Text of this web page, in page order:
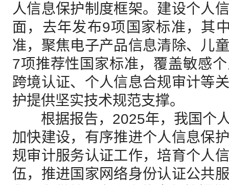
人信息保护制度框架。建设个人
面，去年发布9项国家标准，其
准，聚焦电子产品信息清除、儿
7项推荐性国家标准，覆盖敏感
跨境认证、个人信息合规审计等
护提供坚实技术规范支撑。
根据报告，2025年，我国个人
加快建设，有序推进个人信息保
规审计服务认证工作，培育个人
伍，推进国家网络身份认证公共